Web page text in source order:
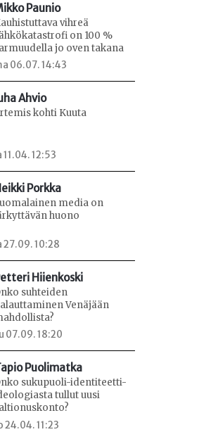
Paunio
vihreä
on 100 %
jo oven takana
06.07. 14:43
Ahvio
kohti Kuuta
11.04. 12:53
Porkka
media on
huono
27.09. 10:28
Hiienkoski
suhteiden
Venäjään
07.09. 18:20
Puolimatka
sukupuoli-identiteetti-
tullut uusi
24.04. 11:23